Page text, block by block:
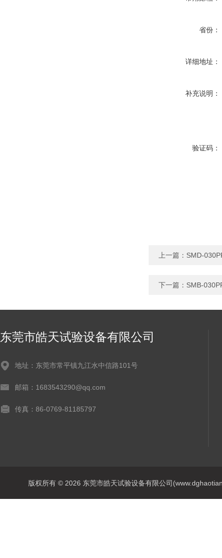
省份：
详细地址：
补充说明：
验证码：
上一篇： SMD-
下一篇： SMB-
东莞市皓天试验设备有限公司
地址：东莞市常平镇九江水中信路101号
邮箱：1683543290@qq.com
传真：86-0769-81185797
版权所有 © 2026 东莞市皓天试验设备有限公司